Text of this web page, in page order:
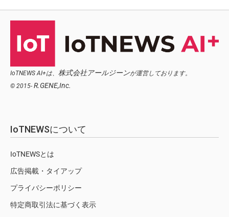
IoTNEWS AI+は、 株式会社アールジーンが運営しております。
© 2015- R.GENE,Inc.
IoTNEWSについて
IoTNEWSとは
広告掲載・タイアップ
プライバシーポリシー
特定商取引法に基づく表示